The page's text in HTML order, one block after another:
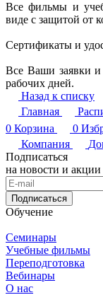
Все фильмы и
виде с защитой от
Сертификаты и
Все Ваши заявки
рабочих дней.
Назад к списку
Главная
0 Корзина 0
Компания
Подписаться
на новости и акции
Подписаться
Обучение
Семинары
Учебные фильмы
Переподготовка
Вебинары
О нас